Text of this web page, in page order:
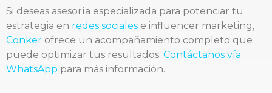
Si deseas asesoría especializada para potenciar tu
estrategia en redes sociales e influencer marketing,
Conker ofrece un acompañamiento completo que
puede optimizar tus resultados. Contáctanos vía
WhatsApp para más información.